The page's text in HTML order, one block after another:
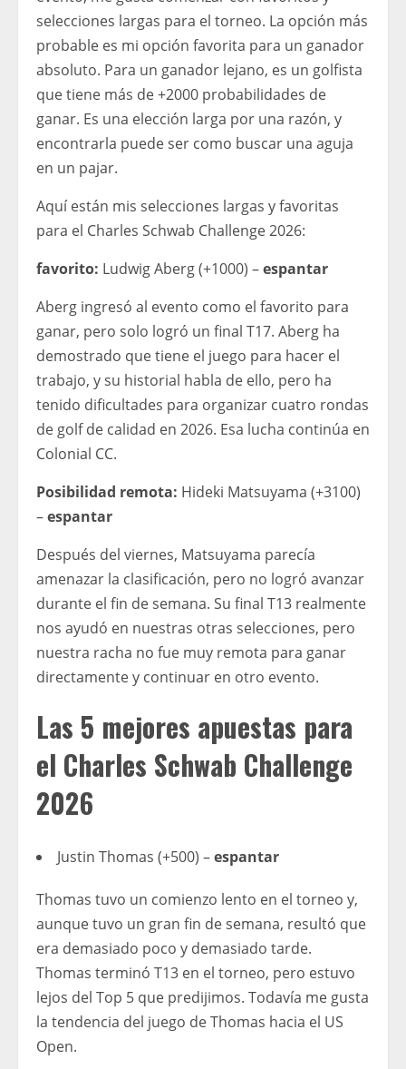
selecciones largas para el torneo. La opción más
probable es mi opción favorita para un ganador
absoluto. Para un ganador lejano, es un golfista
que tiene más de +2000 probabilidades de
ganar. Es una elección larga por una razón, y
encontrarla puede ser como buscar una aguja
en un pajar.
Aquí están mis selecciones largas y favoritas
para el Charles Schwab Challenge 2026:
favorito: Ludwig Aberg (+1000) –espantar
Aberg ingresó al evento como el favorito para
ganar, pero solo logró un final T17. Aberg ha
demostrado que tiene el juego para hacer el
trabajo, y su historial habla de ello, pero ha
tenido dificultades para organizar cuatro rondas
de golf de calidad en 2026. Esa lucha continúa en
Colonial CC.
Posibilidad remota: Hideki Matsuyama (+3100)
–espantar
Después del viernes, Matsuyama parecía
amenazar la clasificación, pero no logró avanzar
durante el fin de semana. Su final T13 realmente
nos ayudó en nuestras otras selecciones, pero
nuestra racha no fue muy remota para ganar
directamente y continuar en otro evento.
Las 5 mejores apuestas para
el Charles Schwab Challenge
2026
Justin Thomas (+500) –espantar
Thomas tuvo un comienzo lento en el torneo y,
aunque tuvo un gran fin de semana, resultó que
era demasiado poco y demasiado tarde.
Thomas terminó T13 en el torneo, pero estuvo
lejos del Top 5 que predijimos. Todavía me gusta
la tendencia del juego de Thomas hacia el US
Open.